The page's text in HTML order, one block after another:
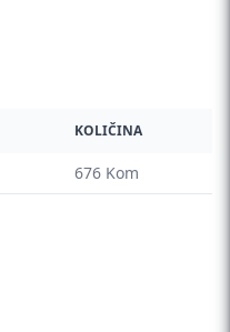
KOLIČINA
676 Kom